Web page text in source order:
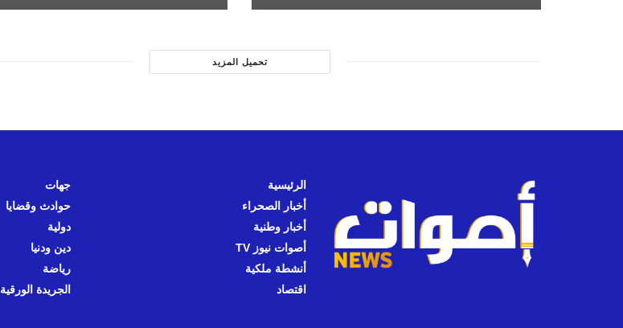
تحميل المزيد
الرئيسية
أخبار الصحراء
أخبار وطنية
أصوات نيوز TV
أنشطة ملكية
اقتصاد
جهات
حوادث وقضايا
دولية
دين ودنيا
رياضة
الجريدة الورقية